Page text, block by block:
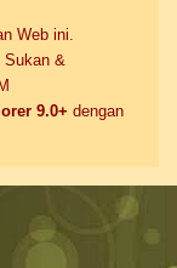
Web ini.
Sukan &
9.0+ dengan